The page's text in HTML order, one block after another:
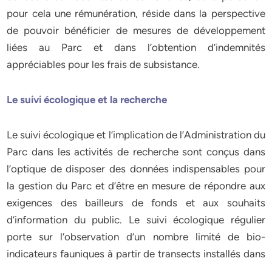
pour cela une rémunération, réside dans la perspective
de pouvoir bénéficier de mesures de développement
liées au Parc et dans l’obtention d’indemnités
appréciables pour les frais de subsistance.
Le suivi écologique et la recherche
Le suivi écologique et l’implication de l’Administration du
Parc dans les activités de recherche sont conçus dans
l’optique de disposer des données indispensables pour
la gestion du Parc et d’être en mesure de répondre aux
exigences des bailleurs de fonds et aux souhaits
d’information du public. Le suivi écologique régulier
porte sur l’observation d’un nombre limité de bio-
indicateurs fauniques à partir de transects installés dans